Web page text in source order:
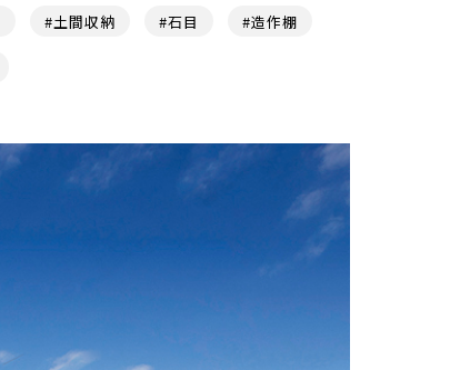
#土間収納 #石目 #造作棚